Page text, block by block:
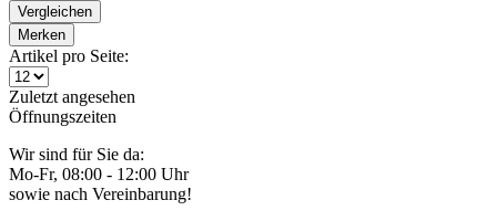
Vergleichen
Merken
Artikel pro Seite:
Zuletzt angesehen
Öffnungszeiten
Wir sind für Sie da:
Mo-Fr, 08:00 - 12:00 Uhr
sowie nach Vereinbarung!